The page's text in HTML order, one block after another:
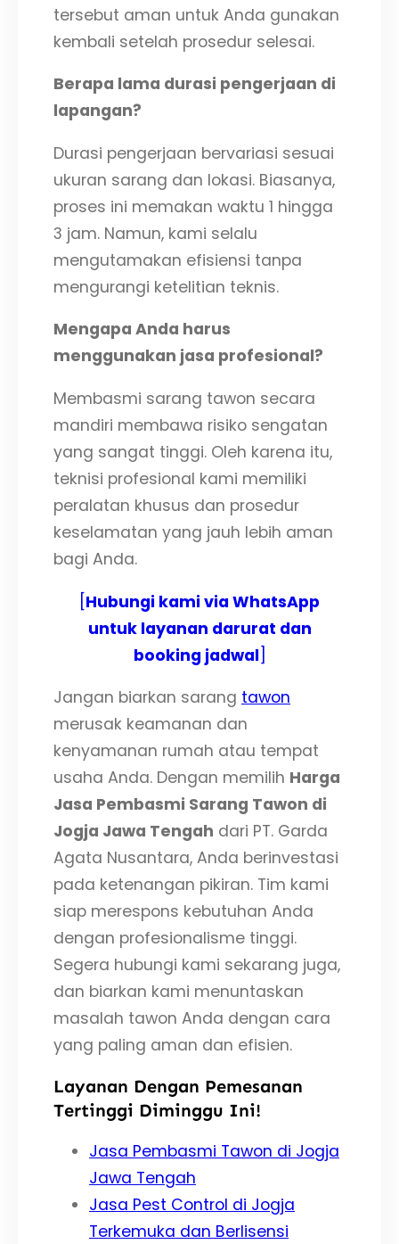
tersebut aman untuk Anda gunakan
kembali setelah prosedur selesai.
Berapa lama durasi pengerjaan di
lapangan?
Durasi pengerjaan bervariasi sesuai
ukuran sarang dan lokasi. Biasanya,
proses ini memakan waktu 1 hingga
3 jam. Namun, kami selalu
mengutamakan efisiensi tanpa
mengurangi ketelitian teknis.
Mengapa Anda harus
menggunakan jasa profesional?
Membasmi sarang tawon secara
mandiri membawa risiko sengatan
yang sangat tinggi. Oleh karena itu,
teknisi profesional kami memiliki
peralatan khusus dan prosedur
keselamatan yang jauh lebih aman
bagi Anda.
Hubungi kami via WhatsApp
untuk layanan darurat dan
booking jadwal
Jangan biarkan sarang tawon
merusak keamanan dan
kenyamanan rumah atau tempat
usaha Anda. Dengan memilih Harga
Jasa Pembasmi Sarang Tawon di
Jogja Jawa Tengah dari PT. Garda
Agata Nusantara, Anda berinvestasi
pada ketenangan pikiran. Tim kami
siap merespons kebutuhan Anda
dengan profesionalisme tinggi.
Segera hubungi kami sekarang juga,
dan biarkan kami menuntaskan
masalah tawon Anda dengan cara
yang paling aman dan efisien.
Layanan Dengan Pemesanan
Tertinggi Diminggu Ini!
Jasa Pembasmi Tawon di Jogja
Jawa Tengah
Jasa Pest Control di Jogja
Terkemuka dan Berlisensi